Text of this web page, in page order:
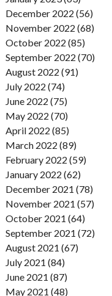
December 2022 (56)
November 2022 (68)
October 2022 (85)
September 2022 (70)
August 2022 (91)
July 2022 (74)
June 2022 (75)
May 2022 (70)
April 2022 (85)
March 2022 (89)
February 2022 (59)
January 2022 (62)
December 2021 (78)
November 2021 (57)
October 2021 (64)
September 2021 (72)
August 2021 (67)
July 2021 (84)
June 2021 (87)
May 2021 (48)